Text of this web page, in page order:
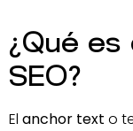
¿Qué
SEO?
El anchor text o